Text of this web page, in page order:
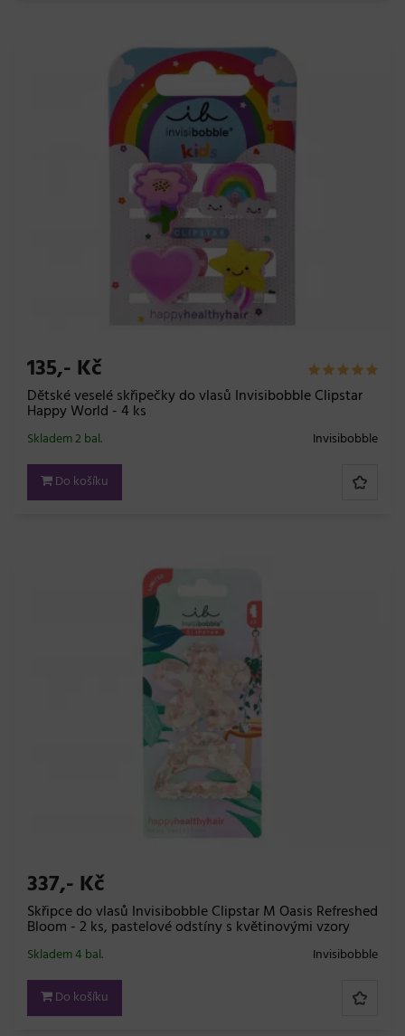
135,- Kč
Dětské veselé skřipečky do vlasů Invisibobble Clipstar
Happy World - 4 ks
Invisibobble
Skladem 2 bal.
Do košíku
337,- Kč
Skřipce do vlasů Invisibobble Clipstar M Oasis Refreshed
Bloom - 2 ks, pastelové odstíny s květinovými vzory
Invisibobble
Skladem 4 bal.
Do košíku